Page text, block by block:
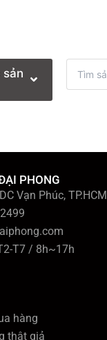
m
sản
PHONG
Vạn Phúc, TP.HCM
T7 / 8h~17h
hàng
thật giả